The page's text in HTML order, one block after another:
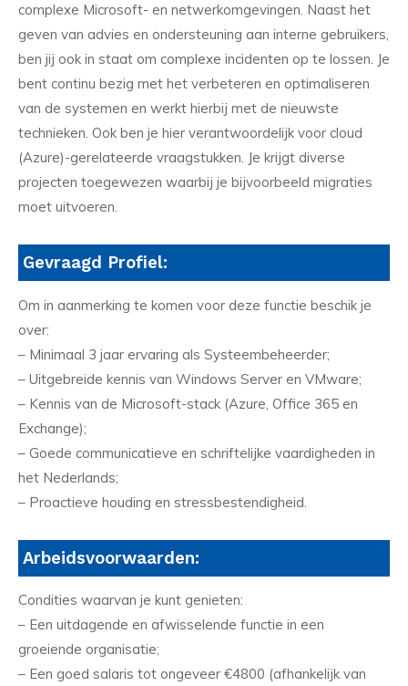
complexe Microsoft- en netwerkomgevingen. Naast het
geven van advies en ondersteuning aan interne gebruikers,
ben jij ook in staat om complexe incidenten op te lossen. Je
bent continu bezig met het verbeteren en optimaliseren
van de systemen en werkt hierbij met de nieuwste
technieken. Ook ben je hier verantwoordelijk voor cloud
(Azure)-gerelateerde vraagstukken. Je krijgt diverse
projecten toegewezen waarbij je bijvoorbeeld migraties
moet uitvoeren.
Gevraagd Profiel:
Om in aanmerking te komen voor deze functie beschik je
over:
– Minimaal 3 jaar ervaring als Systeembeheerder;
– Uitgebreide kennis van Windows Server en VMware;
– Kennis van de Microsoft-stack (Azure, Office 365 en
Exchange);
– Goede communicatieve en schriftelijke vaardigheden in
het Nederlands;
– Proactieve houding en stressbestendigheid.
Arbeidsvoorwaarden:
Condities waarvan je kunt genieten:
– Een uitdagende en afwisselende functie in een
groeiende organisatie;
– Een goed salaris tot ongeveer €4800 (afhankelijk van